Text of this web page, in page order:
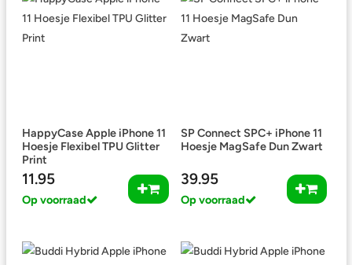
HappyCase Apple iPhone 11
Hoesje Flexibel TPU Glitter
Print
11.95
Op voorraad
SP Connect SPC+ iPhone 11
Hoesje MagSafe Dun Zwart
39.95
Op voorraad